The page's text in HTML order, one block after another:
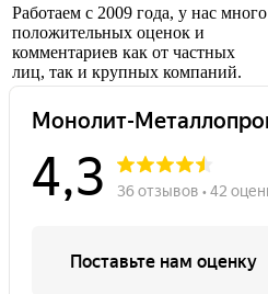
Работаем с 2009 года, у нас много
положительных оценок и
комментариев как от частных
лиц, так и крупных компаний.